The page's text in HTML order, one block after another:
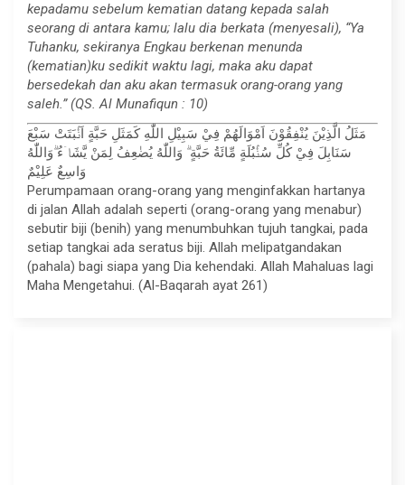
kepadamu sebelum kematian datang kepada salah
seorang di antara kamu; lalu dia berkata (menyesali), “Ya
Tuhanku, sekiranya Engkau berkenan menunda
(kematian)ku sedikit waktu lagi, maka aku dapat
bersedekah dan aku akan termasuk orang-orang yang
saleh.” (QS. Al Munafiqun : 10)
مَثَلُ الَّذِيْنَ يُنْفِقُوْنَ اَمْوَالَهُمْ فِيْ سَبِيْلِ اللّٰهِ كَمَثَلِ حَبَّةٍ اَنْۢبَتَتْ سَبْعَ
سَنَابِلَ فِيْ كُلِّ سُنْۢبُلَةٍ مِّائَةُ حَبَّةٍ ۗ وَاللّٰهُ يُضٰعِفُ لِمَنْ يَّشَاۤءُ ۗوَاللّٰهُ
وَاسِعٌ عَلِيْمٌ
Perumpamaan orang-orang yang menginfakkan hartanya
di jalan Allah adalah seperti (orang-orang yang menabur)
sebutir biji (benih) yang menumbuhkan tujuh tangkai, pada
setiap tangkai ada seratus biji. Allah melipatgandakan
(pahala) bagi siapa yang Dia kehendaki. Allah Mahaluas lagi
Maha Mengetahui. (Al-Baqarah ayat 261)